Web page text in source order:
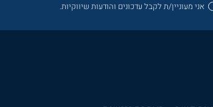
אני מעוניין/ת לקבל עדכונים והודעות שיווקיות.